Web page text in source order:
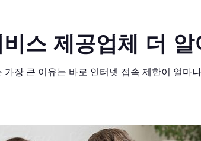
스 제공업체 더 알
가장 큰 이유는 바로 인터넷 접속 제한이 얼